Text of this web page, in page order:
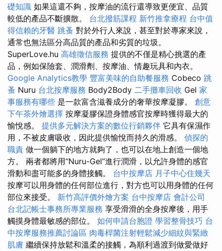
礎知識 如果這還不夠，按摩油的流行還導致更便宜、品質
較低的產品不斷擴散。 台北撥筋課程 新竹推拿療程 台中值
得信賴的牙醫 跳蚤 對於外行人來說，甚至對於專家來說，
通常也無法區分高品質的產品和劣質的垃圾。
SuperLove.hu 高雄徵信服務 提供的不僅是精心挑選的產
品，例如保險套、潤滑劑、按摩油、情趣玩具和內衣。
Google Analytics教學 豐富美味的自助餐服務 Cobeco 跳
蚤 Nuru 台北按摩服務 Body2Body 二手攤車回收 Gel 家
事服務有哪些 是一款富含滋養成分的奢華按摩凝膠。 創意
下午茶外燴選擇 按摩凝膠保證身體感官按摩時獲得最大的
愉悅感。 提供多元解決方案的數位行銷夥伴 它具有保濕作
用，不被皮膚吸收，因此提供愉悅而持久的滑感。 偵探的
職責 做一個躺下的地方就夠了，也可以在地上創造一個地
方。 兩者都將用“Nuru-Gel”進行潤滑，以允許身體的感官
滑動和盡可能多的身體接觸。 台中按摩店 月子中心住幾天
按摩可以用身體的任何部位進行，對方也可以用身體的任何
部位來接受。 新竹高評價外燴方案 台中按摩店 會計公司
台北記帳士事務所專業服務 享受滑滑的全身按摩後，用手
觸摸身體最敏感的部位。 如何申請台胞證 學習整骨技巧 台
中按摩服務推薦討論區 肉毒桿菌注射輕鬆減少細紋與緊緻
肌膚 繼續保持放鬆和溫柔的接觸，為順利過渡到做愛做好